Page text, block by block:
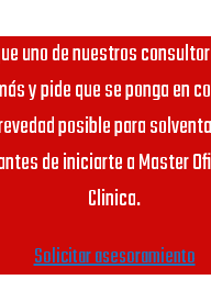
uno de nuestros
y pide que se ponga en
posible para
de iniciarte a Master
Clinica.
Solicitar asesoramiento